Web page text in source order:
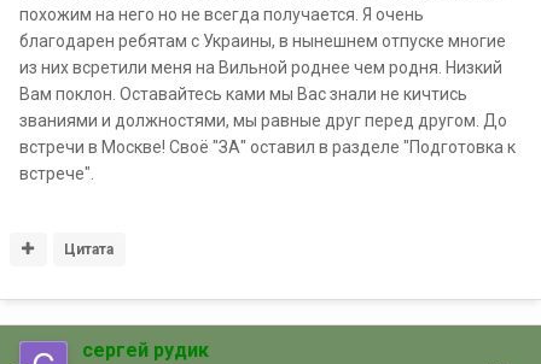
похожим на него но не всегда получается. Я очень
благодарен ребятам с Украины, в нынешнем отпуске многие
из них всретили меня на Вильной роднее чем родня. Низкий
Вам поклон. Оставайтесь ками мы Вас знали не кичтись
званиями и должностями, мы равные друг перед другом. До
встречи в Москве! Своё "ЗА" оставил в разделе "Подготовка к
встрече".
Цитата
сергей рудик